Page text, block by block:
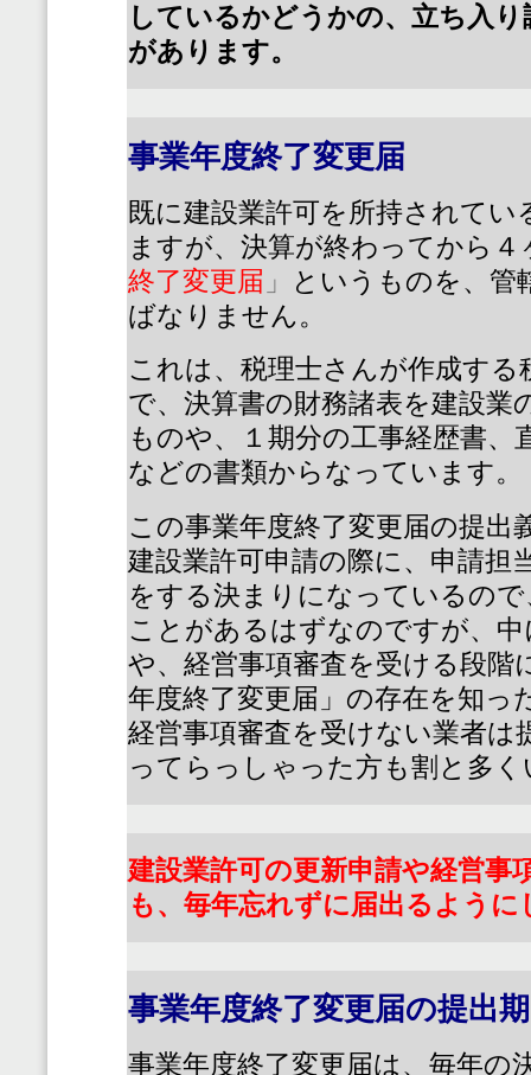
しているかどうかの、立ち入
があります。
事業年度終了変更届
既に建設業許可を所持されて
ますが、決算が終わってから４
終了変更届 」
というものを、管
ばなりません。
これは、税理士さんが作成する
で、決算書の財務諸表を建設業
ものや、１期分の工事経歴書、
などの書類からなっています。
この事業年度終了変更届の提出
建設業許可申請の際に、申請担
をする決まりになっているの
ことがあるはずなのですが、
や、経営事項審査を受ける段階
年度終了変更届」の存在を知っ
経営事項審査を受けない業者は
ってらっしゃった方も割と多
建設業許可の更新申請や経営事
も、毎年忘れずに届出るよう
事業年度終了変更届の提出
事業年度終了変更届は、毎年の